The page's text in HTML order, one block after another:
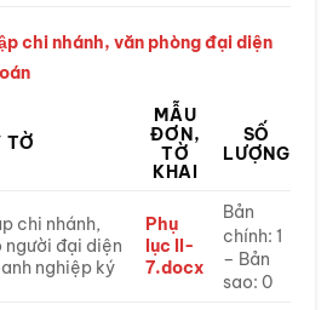
chi nhánh, văn phòng đại diện
TỜ
MẪU
ĐƠN,
TỜ
KHAI
SỐ
LƯỢNG
chi nhánh,
người đại diện
nghiệp ký
Phụ
lục II-
7.docx
Bản
chính: 1
– Bản
sao: 0